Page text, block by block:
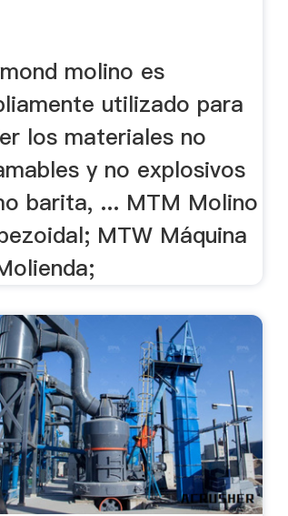
molino es
utilizado para
los materiales no
y no explosivos
barita, ... MTM Molino
MTW Máquina